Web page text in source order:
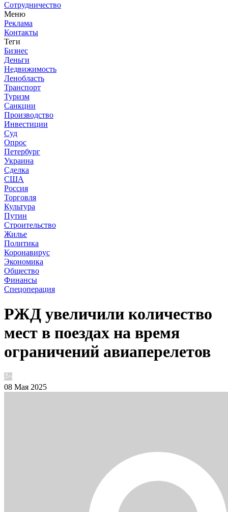
Сотрудничество
Меню
Реклама
Контакты
Теги
Бизнес
Деньги
Недвижимость
Ленобласть
Транспорт
Туризм
Санкции
Производство
Инвестиции
Суд
Опрос
Петербург
Украина
Сделка
США
Россия
Торговля
Культура
Путин
Строительство
Жилье
Политика
Коронавирус
Экономика
Общество
Финансы
Спецоперация
РЖД увеличили количество
мест в поездах на время
ограничений авиаперелетов
08 Мая 2025